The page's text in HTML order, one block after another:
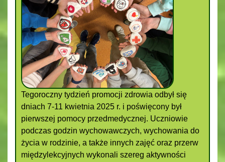
Tegoroczny tydzień promocji zdrowia odbył się
dniach 7-11 kwietnia 2025 r. i poświęcony był
pierwszej pomocy przedmedycznej. Uczniowie
podczas godzin wychowawczych, wychowania do
życia w rodzinie, a także innych zajęć oraz przerw
międzylekcyjnych wykonali szereg aktywności